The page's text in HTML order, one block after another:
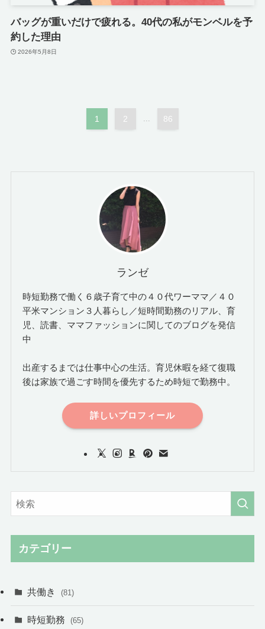
バッグが重いだけで疲れる。40代の私がモンベルを予
約した理由
2026年5月8日
1 2 ... 86
ランゼ
時短勤務で働く６歳子育て中の４０代ワーママ／４０
平米マンション３人暮らし／短時間勤務のリアル、育
児、読書、ママファッションに関してのブログを発信
中
出産するまでは仕事中心の生活。育児休暇を経て復職
後は家族で過ごす時間を優先するため時短で勤務中。
詳しいプロフィール
カテゴリー
共働き (81)
時短勤務 (65)